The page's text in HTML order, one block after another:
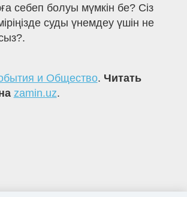
себеп болуы мүмкін бе? Сіз
суды үнемдеу үшін не
и Общество. Читать
zamin.uz.